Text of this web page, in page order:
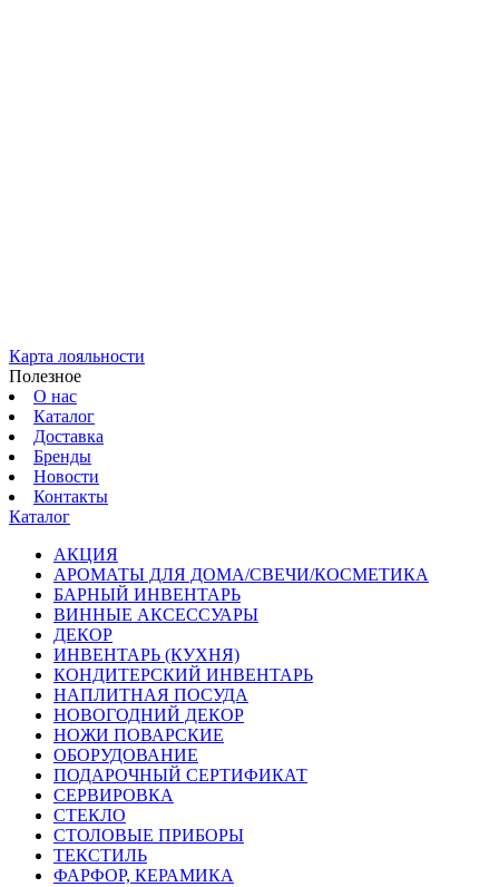
Карта лояльности
Полезное
О нас
Каталог
Доставка
Бренды
Новости
Контакты
Каталог
АКЦИЯ
АРОМАТЫ ДЛЯ ДОМА/СВЕЧИ/КОСМЕТИКА
БАРНЫЙ ИНВЕНТАРЬ
ВИННЫЕ АКСЕССУАРЫ
ДЕКОР
ИНВЕНТАРЬ (КУХНЯ)
КОНДИТЕРСКИЙ ИНВЕНТАРЬ
НАПЛИТНАЯ ПОСУДА
НОВОГОДНИЙ ДЕКОР
НОЖИ ПОВАРСКИЕ
ОБОРУДОВАНИЕ
ПОДАРОЧНЫЙ СЕРТИФИКАТ
СЕРВИРОВКА
СТЕКЛО
СТОЛОВЫЕ ПРИБОРЫ
ТЕКСТИЛЬ
ФАРФОР, КЕРАМИКА